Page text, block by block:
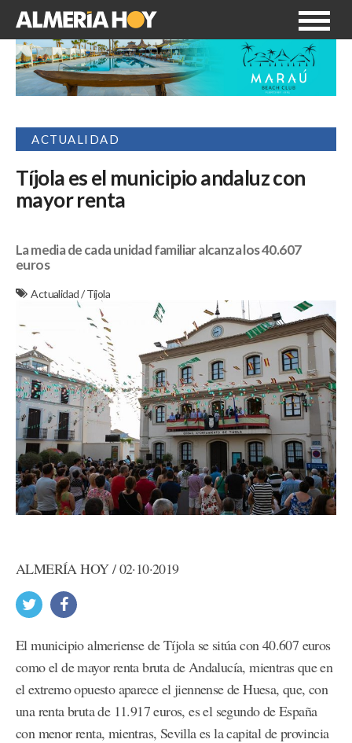
ACTUALIDAD
Tíjola es el municipio andaluz con
mayor renta
La media de cada unidad familiar alcanza los 40.607
euros
Actualidad/Tíjola
ALMERÍA HOY / 02·10·2019
El municipio almeriense de Tíjola se sitúa con 40.607 euros
como el de mayor renta bruta de Andalucía, mientras que en
el extremo opuesto aparece el jiennense de Huesa, que, con
una renta bruta de 11.917 euros, es el segundo de España
con menor renta, mientras, Sevilla es la capital de provincia